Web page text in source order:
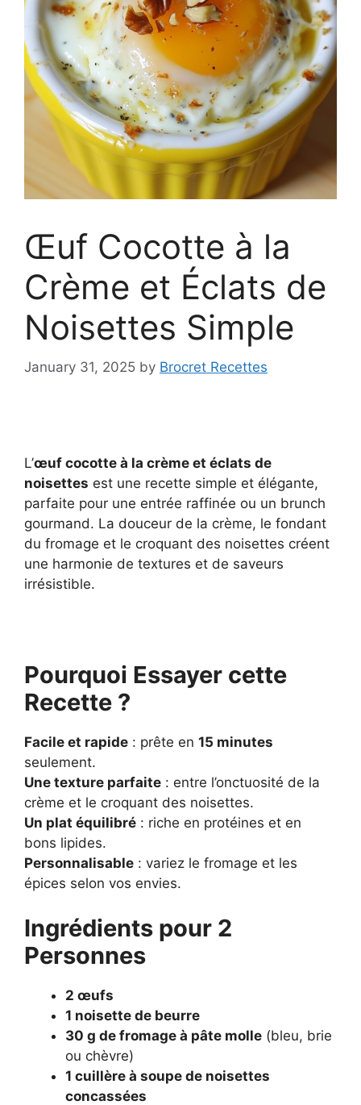
Œuf Cocotte à la
Crème et Éclats de
Noisettes Simple
January 31, 2025 by Brocret Recettes
L’œuf cocotte à la crème et éclats de
noisettes est une recette simple et élégante,
parfaite pour une entrée raffinée ou un brunch
gourmand. La douceur de la crème, le fondant
du fromage et le croquant des noisettes créent
une harmonie de textures et de saveurs
irrésistible.
Pourquoi Essayer cette
Recette ?
Facile et rapide : prête en 15 minutes
seulement.
Une texture parfaite : entre l’onctuosité de la
crème et le croquant des noisettes.
Un plat équilibré : riche en protéines et en
bons lipides.
Personnalisable : variez le fromage et les
épices selon vos envies.
Ingrédients pour 2
Personnes
2 œufs
1 noisette de beurre
30 g de fromage à pâte molle (bleu, brie
ou chèvre)
1 cuillère à soupe de noisettes
concassées